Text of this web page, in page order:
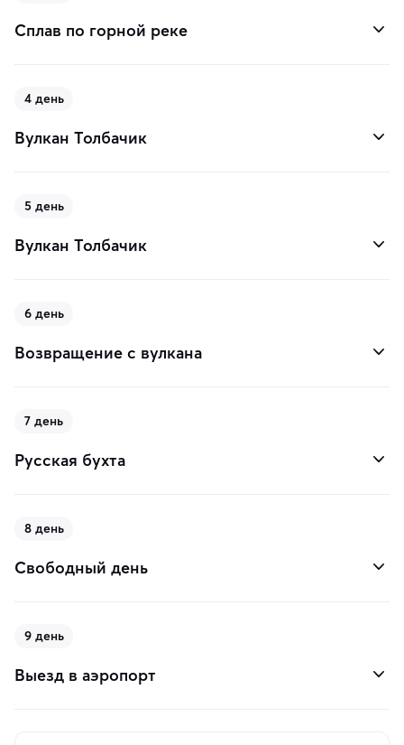
Сплав по горной реке
4 день
Вулкан Толбачик
5 день
Вулкан Толбачик
6 день
Возвращение с вулкана
7 день
Русская бухта
8 день
Свободный день
9 день
Выезд в аэропорт